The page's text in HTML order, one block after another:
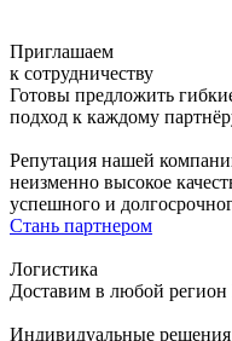
Приглашаем
к сотрудничеству
Готовы предложить
подход к каждому
Репутация нашей
неизменно высокое
успешного и
Стань партнером
Логистика
Доставим в любой регион
Индивидуальные решения